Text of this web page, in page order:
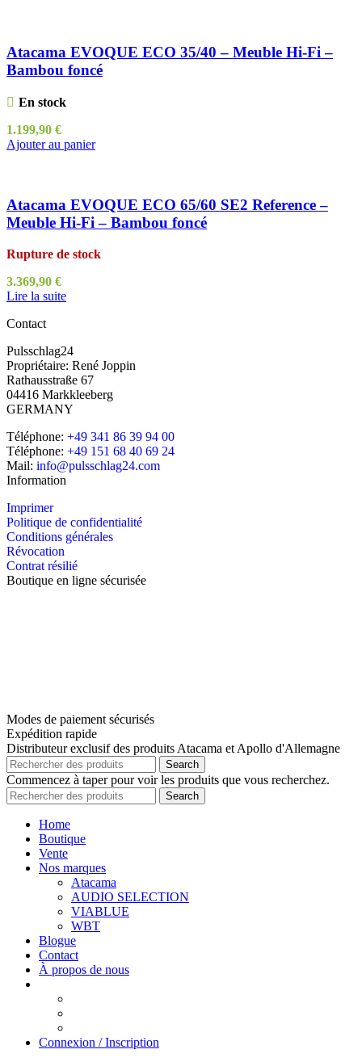
Atacama EVOQUE ECO 35/40 – Meuble Hi-Fi –
Bambou foncé
En stock
1.199,90 €
Ajouter au panier
Atacama EVOQUE ECO 65/60 SE2 Reference –
Meuble Hi-Fi – Bambou foncé
Rupture de stock
3.369,90 €
Lire la suite
Contact
Pulsschlag24
Propriétaire: René Joppin
Rathausstraße 67
04416 Markkleeberg
GERMANY
Téléphone: +49 341 86 39 94 00
Téléphone: +49 151 68 40 69 24
Mail: info@pulsschlag24.com
Information
Imprimer
Politique de confidentialité
Conditions générales
Révocation
Contrat résilié
Boutique en ligne sécurisée
Modes de paiement sécurisés
Expédition rapide
Distributeur exclusif des produits Atacama et Apollo d'Allemagne
Search
Commencez à taper pour voir les produits que vous recherchez.
Search
Home
Boutique
Vente
Nos marques
Atacama
AUDIO SELECTION
VIABLUE
WBT
Blogue
Contact
À propos de nous
Connexion / Inscription